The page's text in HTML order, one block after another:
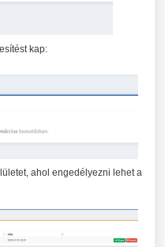
kap:
ahol engedélyezni lehet a